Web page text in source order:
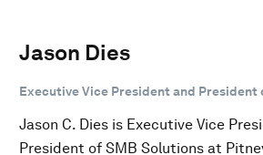
Jason Dies
Executive Vice President and President
Jason C. Dies is Executive Vice
President of SMB Solutions at